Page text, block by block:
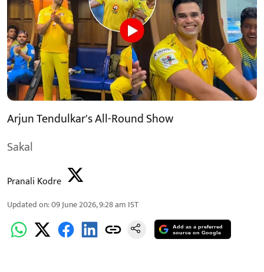
Arjun Tendulkar's All-Round Show
Sakal
Pranali Kodre
Updated on:09 June 2026, 9:28 am IST
Add as a preferred
source on Google